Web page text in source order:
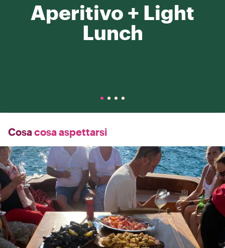
Aperitivo + Light
Lunch
Cosa cosa aspettarsi